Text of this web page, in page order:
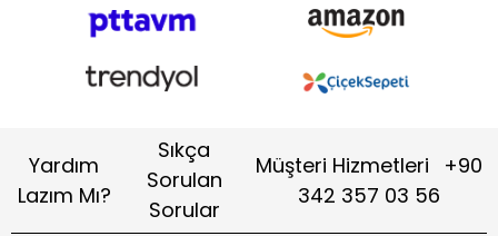
Yardım
Lazım Mı?
Sıkça
Sorulan
Sorular
Müşteri Hizmetleri
+90
342 357 03 56